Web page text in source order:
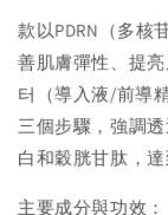
款以PDRN（多核
善肌膚彈性、提
터（導入液/前導
三個步驟，強調
白和穀胱甘肽，
主要成分與功效：